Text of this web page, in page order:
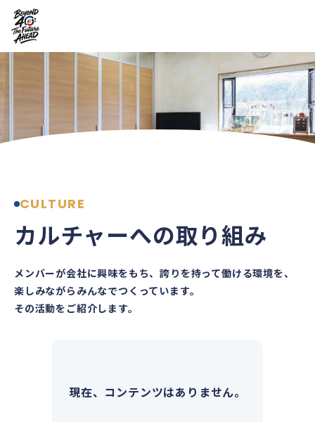
CULTURE
カルチャーへの取り組み
メンバーが会社に興味をもち、誇りを持って働ける環境を、
楽しみながらみんなでつくっています。
その活動をご紹介します。
現在、コンテンツはありません。